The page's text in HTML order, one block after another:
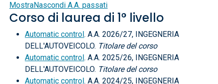
MostraNascondi A.A. passati
Corso di laurea di 1° livello
Automatic control. A.A. 2026/27, INGEGNERIA
DELL'AUTOVEICOLO. Titolare del corso
Automatic control. A.A. 2025/26, INGEGNERIA
DELL'AUTOVEICOLO. Titolare del corso
Automatic control. A.A. 2024/25, INGEGNERIA